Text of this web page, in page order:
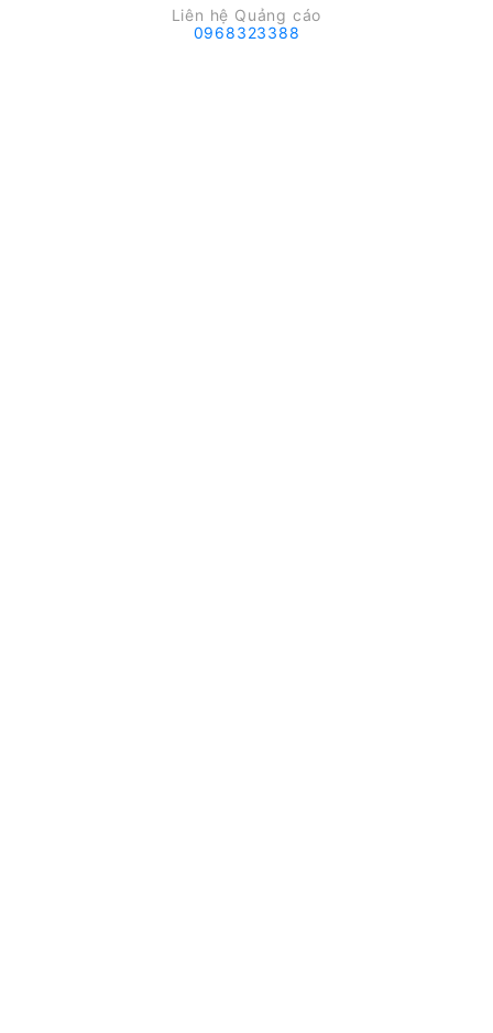
Liên hệ Quảng cáo
0968323388